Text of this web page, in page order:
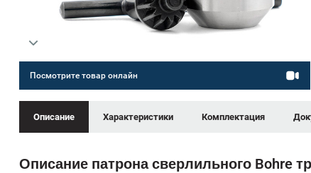
Посмотрите товар онлайн
Описание Характеристики Комплектация
Описание патрона сверлильного Bohre